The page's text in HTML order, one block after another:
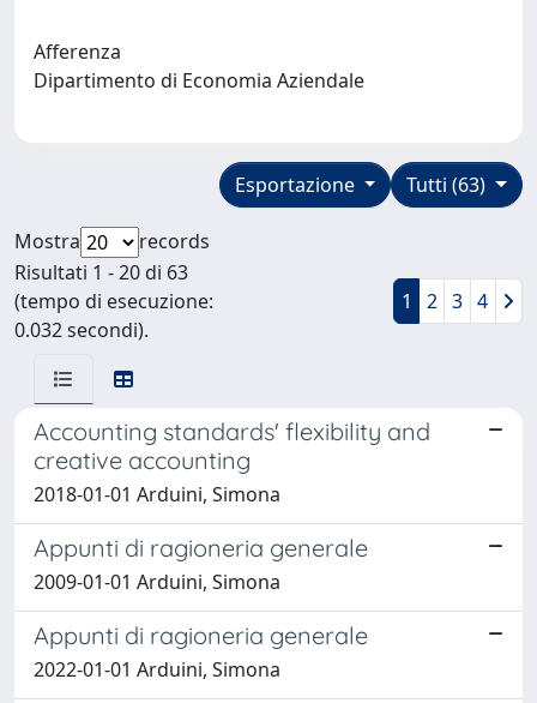
Afferenza
Dipartimento di Economia Aziendale
Tutti (63)
Esportazione
Mostra
records
Risultati 1 - 20 di 63
(tempo di esecuzione:
0.032 secondi).
1 2 3 4
Accounting standards' flexibility and
creative accounting
2018-01-01 Arduini, Simona
Appunti di ragioneria generale
2009-01-01 Arduini, Simona
Appunti di ragioneria generale
2022-01-01 Arduini, Simona